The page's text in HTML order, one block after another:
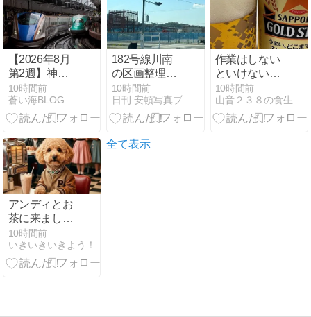
【2026年8月
第2週】神奈
川県イベント
まとめ｜花
火・グルメイ
10時間前
蒼い海BLOG
182号線川南
の区画整理さ
れたあの場所
に工事が始ま
った
10時間前
作業はしない
といけないの
だけど、やっ
ぱり最後には
ちゃんとやり
10時間前
アンディとお
茶に来ました
よ!
10時間前
いきいきいきよう！
全て表示